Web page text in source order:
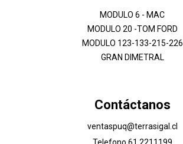
MODULO 6 - MAC
MODULO 20 -TOM FORD
MODULO 123-133-215-226
GRAN DIMETRAL
Contáctanos
ventaspuq@terrasigal.cl
Telefono 61 2211199